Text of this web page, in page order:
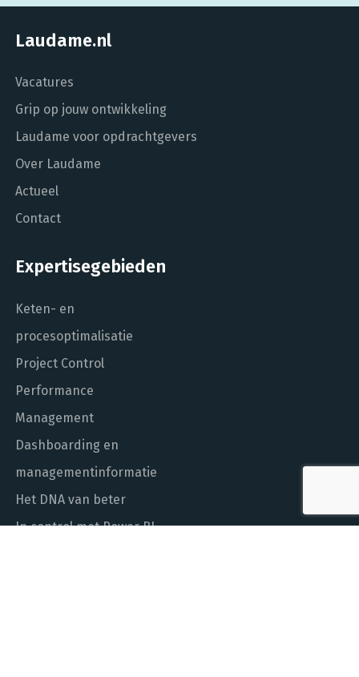
Laudame.nl
Vacatures
Grip op jouw ontwikkeling
Laudame voor opdrachtgevers
Over Laudame
Actueel
Contact
Expertisegebieden
Keten- en
procesoptimalisatie
Project Control
Performance
Management
Dashboarding en
managementinformatie
Het DNA van beter
In control met Power BI